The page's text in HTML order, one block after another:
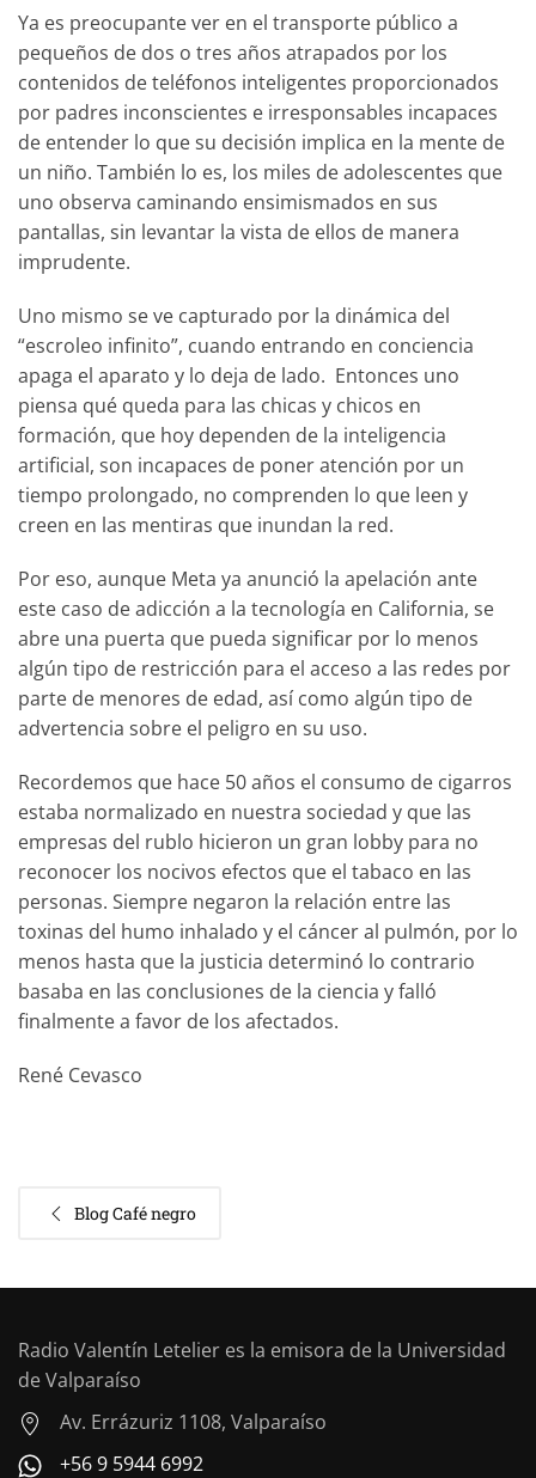
Ya es preocupante ver en el transporte público a
pequeños de dos o tres años atrapados por los
contenidos de teléfonos inteligentes proporcionados
por padres inconscientes e irresponsables incapaces
de entender lo que su decisión implica en la mente de
un niño. También lo es, los miles de adolescentes que
uno observa caminando ensimismados en sus
pantallas, sin levantar la vista de ellos de manera
imprudente.
Uno mismo se ve capturado por la dinámica del
“escroleo infinito”, cuando entrando en conciencia
apaga el aparato y lo deja de lado. Entonces uno
piensa qué queda para las chicas y chicos en
formación, que hoy dependen de la inteligencia
artificial, son incapaces de poner atención por un
tiempo prolongado, no comprenden lo que leen y
creen en las mentiras que inundan la red.
Por eso, aunque Meta ya anunció la apelación ante
este caso de adicción a la tecnología en California, se
abre una puerta que pueda significar por lo menos
algún tipo de restricción para el acceso a las redes por
parte de menores de edad, así como algún tipo de
advertencia sobre el peligro en su uso.
Recordemos que hace 50 años el consumo de cigarros
estaba normalizado en nuestra sociedad y que las
empresas del rublo hicieron un gran lobby para no
reconocer los nocivos efectos que el tabaco en las
personas. Siempre negaron la relación entre las
toxinas del humo inhalado y el cáncer al pulmón, por lo
menos hasta que la justicia determinó lo contrario
basaba en las conclusiones de la ciencia y falló
finalmente a favor de los afectados.
René Cevasco
Blog Café negro
Radio Valentín Letelier es la emisora de la Universidad
de Valparaíso
Av. Errázuriz 1108, Valparaíso
+56 9 5944 6992